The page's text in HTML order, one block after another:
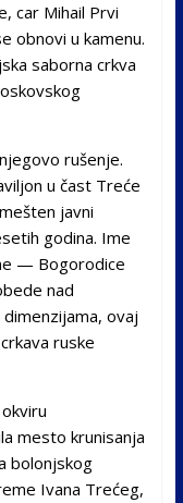
car Mihail Prvi
obnovi u kamenu.
saborna crkva
rušenje.
u čast Treće
javni
godina. Ime
— Bogorodice
nad
ovaj
ruske
mesto krunisanja
bolonjskog
Ivana Trećeg,